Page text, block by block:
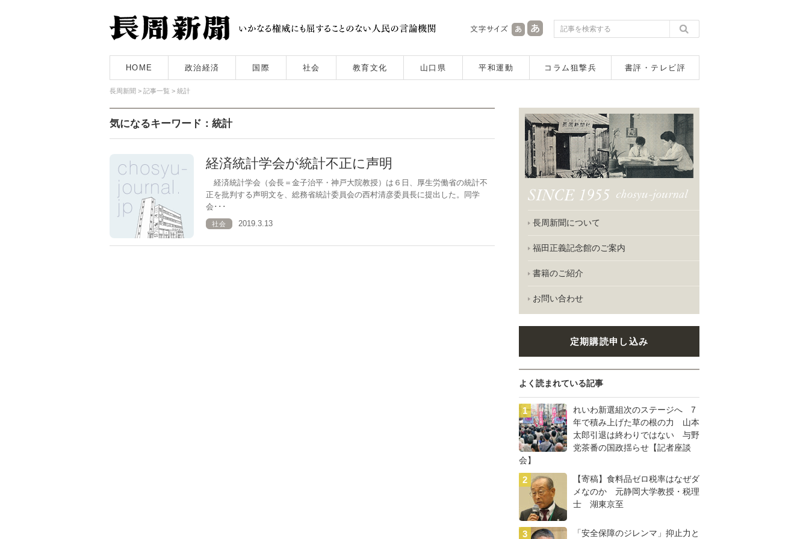
HOME 政治経済 国際 社会 教育文化 山口県 平和運動 コラム狙撃兵 書評・テレビ評
長周新聞 > 記事一覧 > 統計
気になるキーワード：統計
経済統計学会が統計不正に声明
経済統計学会（会長＝金子治平・神戸大院教授）は６日、厚生労働省の統計不
正を批判する声明文を、総務省統計委員会の西村清彦委員長に提出した。同学
会･･･
社会 2019.3.13 長周新聞について
福田正義記念館のご案内
書籍のご紹介
お問い合わせ
定期購読申し込み
よく読まれている記事
れいわ新選組次のステージへ 7
年で積み上げた草の根の力 山本
太郎引退は終わりではない 与野
党茶番の国政揺らせ【記者座談
会】
【寄稿】食料品ゼロ税率はなぜダ
メなのか 元静岡大学教授・税理
士 湖東京至
「安全保障のジレンマ」抑止力と